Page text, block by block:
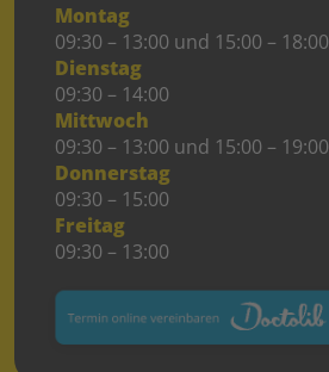
Montag
09:30 – 13:00 und 15:00 – 18:00
Dienstag
09:30 – 14:00
Mittwoch
09:30 – 13:00 und 15:00 – 19:00
Donnerstag
09:30 – 15:00
Freitag
09:30 – 13:00